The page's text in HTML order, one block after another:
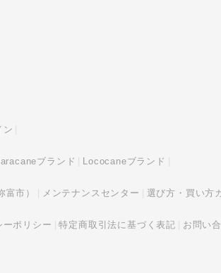
ン
ブランド Lococaneブランド
富市） メンテナンスセンター 選び方・買い方
ーポリシー 特定商取引法に基づく表記 お問い